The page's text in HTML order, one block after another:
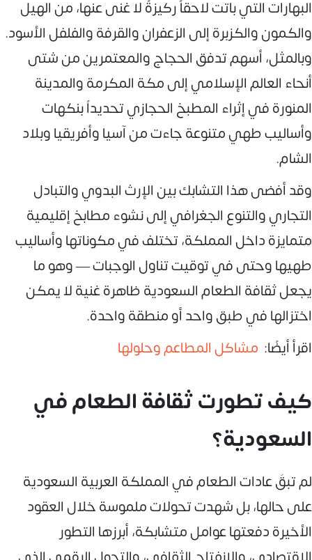
البهارات التي باتت لاحقاً ركيزةً لا غنى عنها، من الهيل
والكمون والكزبرة إلى الزعفران والقرفة والفلفل الأسود.
وبالمثل، أسهم تدفق الحجاج والمعتمرين من شتى
أنحاء العالم الإسلامي إلى مكة المكرمة والمدينة
المنورة في إثراء المطبخ الحجازي تحديداً بنكهات
وأساليب طهي متنوعة جاءت من آسيا وأفريقيا وبلاد
الشام.
وقد أفضى هذا التشابك بين الإرث البدوي والتبادل
التجاري والتنوع الجغرافي إلى نشوء مطابخ إقليمية
متمايزة داخل المملكة، تختلف في مكوناتها وأساليب
طهيها وحتى في توقيت تناول الوجبات — وهو ما
يجعل ثقافة الطعام السعودية ظاهرة غنية لا يمكن
اختزالها في طبق واحد أو منطقة واحدة.
اقرأ أيضًا: مشاكل المطاعم وحلولها
كيف تطورت ثقافة الطعام في
السعودية؟
لم تبقَ عادات الطعام في المملكة العربية السعودية
على حالها، بل شهدت تحولات ملموسة خلال العقود
الأخيرة دفعتها عوامل متشابكة، أبرزها التطور